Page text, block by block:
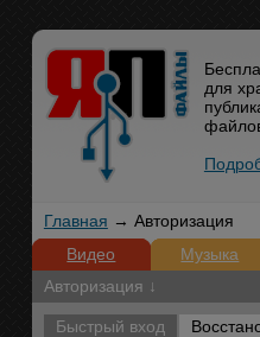
для
Главная → Авторизация
Видео
Музыка
Авторизация ↓
Быстрый вход